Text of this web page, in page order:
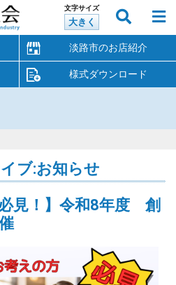
文字サイズ
大きく
淡路市のお店紹介
様式ダウンロード
ブ:お知らせ
必見！】令和8年度 創